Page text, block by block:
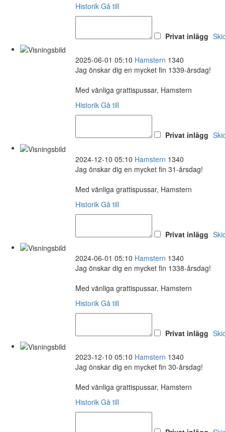
Historik Gå till
Privat inlägg
2025-06-01 05:10 Hamstern 1340
Jag önskar dig en mycket fin 1339-årsdag!
Med vänliga grattispussar, Hamstern
Historik Gå till
Privat inlägg
2024-12-10 05:10 Hamstern 1340
Jag önskar dig en mycket fin 31-årsdag!
Med vänliga grattispussar, Hamstern
Historik Gå till
Privat inlägg
2024-06-01 05:10 Hamstern 1340
Jag önskar dig en mycket fin 1338-årsdag!
Med vänliga grattispussar, Hamstern
Historik Gå till
Privat inlägg
2023-12-10 05:10 Hamstern 1340
Jag önskar dig en mycket fin 30-årsdag!
Med vänliga grattispussar, Hamstern
Historik Gå till